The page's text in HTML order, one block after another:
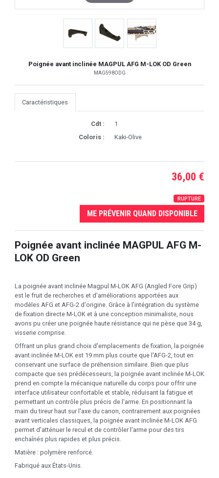
Poignée avant inclinée MAGPUL AFG M-LOK OD Green
MAG598ODG
Caractéristiques
Cdt :
1
Coloris :
Kaki-Olive
36,00 €
RUPTURE
ME PRÉVENIR QUAND DISPONIBLE
Poignée avant inclinée MAGPUL AFG M-
LOK OD Green
La poignée avant inclinée Magpul M-LOK AFG (Angled Fore Grip)
est le fruit de recherches et d'améliorations apportées aux
modèles AFG et AFG-2 d'origine. Grâce à l'intégration du système
de fixation directe M-LOK et à une conception minimaliste, nous
avons pu créer une poignée haute résistance qui ne pèse que 34 g,
visserie comprise.
Offrant un plus grand choix d'emplacements de fixation, la poignée
avant inclinée M-LOK est 19 mm plus courte que l'AFG-2, tout en
conservant une surface de préhension similaire. Bien que plus
compacte que ses prédécesseurs, la poignée avant inclinée M-LOK
prend en compte la mécanique naturelle du corps pour offrir une
interface utilisateur confortable et stable, réduisant la fatigue et
permettant un contrôle plus précis de l'arme. En positionnant la
main du tireur haut sur l'axe du canon, contrairement aux poignées
avant verticales classiques, la poignée avant inclinée M-LOK AFG
permet d'atténuer le recul et de contrôler l'arme pour des tirs
enchaînés plus rapides et plus précis.
Matière : polymère renforcé.
Fabriqué aux États-Unis.